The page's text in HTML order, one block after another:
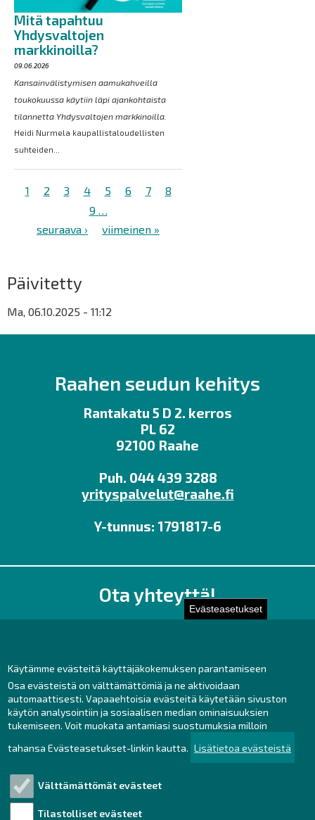
Evästeasetukset
Käytämme evästeitä käyttäjäkokemuksen parantamiseen
Osa evästeistä on välttämättömiä ja ne aktivoidaan
automaattisesti. Vapaaehtoisia evästeitä käytetään sivuston
käytön analysointiin ja sosiaalisen median ominaisuuksien
tukemiseen. Voit muokata antamiasi suostumuksia milloin
tahansa Evästeasetukset-linkin kautta. Lisätietoa evästeistä
Välttämättömät evästeet
Tilastolliset evästeet
Mitä tapahtuu
Yhdysvaltojen
markkinoilla?
09.06.2026
Kansainvälistymisen aamukahveilla
toukokuussa käytiin läpi ajankohtaista
tilannetta Yhdysvaltojen markkinoilla.
Heidi Nurmela kaupallistaloudellisten
suhteiden...
Sivutus
Tämänhetkinen
1 Sivu
2 Sivu
3 Sivu
4 Sivu
5 Sivu
6 Sivu
7 Sivu
8
Sivu
9 …
Seuraava
seuraava ›
Viimeinen
viimeinen »
Päivitetty
Ma, 06.10.2025 - 11:12
Raahen seudun kehitys
Rantakatu 5 D 2. kerros
PL 62
92100 Raahe
Puh. 044 439 3288
yrityspalvelut@raahe.fi
Y-tunnus: 1791817-6
Ota yhteyttä!
Toimisto
Facebook
Instagram
LinkedIn
Tutustu!